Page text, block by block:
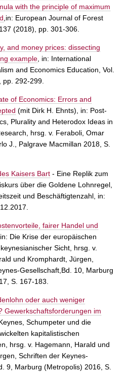
with the principle of maximum
,in: European Journal of Forest
(2018), pp. 301-306.
and money prices: dissecting
example , in: International
and Economics Education, Vol.
292-299.
of Economics: Errors and
(mit Dirk H. Ehnts), in: Post-
Plurality and Heterodox Ideas in
hrsg. v. Feraboli, Omar
J., Palgrave Macmillan 2018, S.
Kaisers Bart - Eine Replik zum
über die Goldene Lohnregel,
und Beschäftigtenzahl, in:
fairer Handel und
, in: Die Krise der europäischen
Sicht, hrsg. v.
und Kromphardt, Jürgen,
Gesellschaft,Bd. 10, Marburg
S. 167-183.
oder auch weniger
Gewerkschaftsforderungen im
Keynes, Schumpeter und die
kapitalistischen
hrsg. v. Hagemann, Harald und
Schriften der Keynes-
9, Marburg (Metropolis) 2016, S.